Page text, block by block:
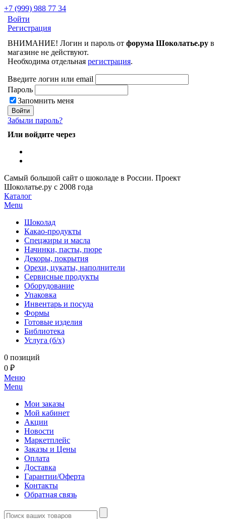
+7 (999) 988 77 34
Войти
Регистрация
ВНИМАНИЕ! Логин и пароль от форума Шоколатье.ру в
магазине не действуют.
Необходима отдельная регистрация.
Введите логин или email
Пароль
Запомнить меня
Забыли пароль?
Или войдите через
Самый большой сайт о шоколаде в России. Проект
Шоколатье.ру с 2008 года
Каталог
Menu
Шоколад
Какао-продукты
Спецжиры и масла
Начинки, пасты, пюре
Декоры, покрытия
Орехи, цукаты, наполнители
Сервисные продукты
Оборудование
Упаковка
Инвентарь и посуда
Формы
Готовые изделия
Библиотека
Услуга (б/х)
0 позиций
0 ₽
Меню
Menu
Мои заказы
Мой кабинет
Акции
Новости
Маркетплейс
Заказы и Цены
Оплата
Доставка
Гарантии/Оферта
Контакты
Обратная связь